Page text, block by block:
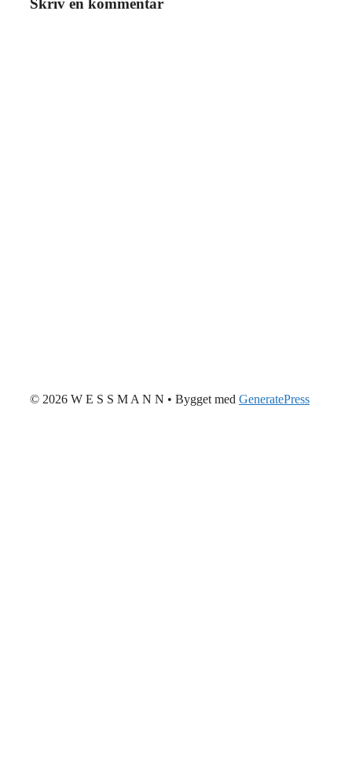
Skriv en kommentar
© 2026 W E S S M A N N • Bygget med GeneratePress